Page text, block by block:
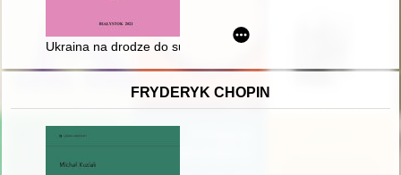
Ukraina na drodze do suwerenności. Uwagi historyka prawa
FRYDERYK CHOPIN